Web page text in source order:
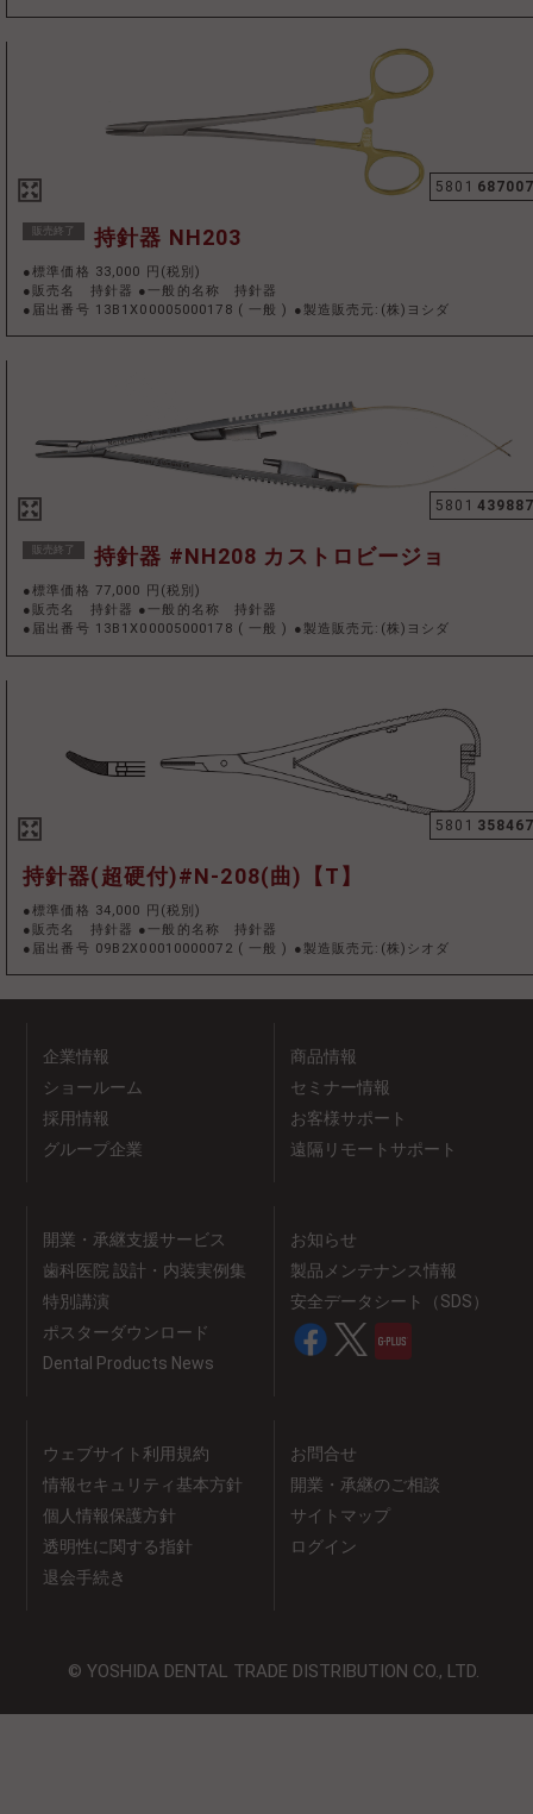
5801
販売終了 持針器 NH203
●標準価格 33,000 円(税別)
●販売名 持針器 ●一般的名称 持針器
●届出番号 13B1X00005000178 ( 一般) ●製造販売元:(株)ヨシダ
5801
販売終了 持針器 #NH208 カストロビージョ
●標準価格 77,000 円(税別)
●販売名 持針器 ●一般的名称 持針器
●届出番号 13B1X00005000178 ( 一般 ) ●製造販売元:(株)ヨシダ
5801
持針器(超硬付)#N-208(曲)【T】
●標準価格 34,000 円(税別)
●販売名 持針器 ●一般的名称 持針器
●届出番号 09B2X00010000072 ( 一般) ●製造販売元:(株)シオダ
企業情報
ショールーム
採用情報
グループ企業
商品情報
セミナー情報
お客様サポート
遠隔リモートサポート
開業・承継支援サービス
歯科医院 設計・内装実例集
特別講演
ポスターダウンロード
Dental Products News
お知らせ
製品メンテナンス情報
安全データシート（SDS）
ウェブサイト利用規約
情報セキュリティ基本方針
個人情報保護方針
透明性に関する指針
退会手続き
お問合せ
開業・承継のご相談
サイトマップ
ログイン
© YOSHIDA DENTAL TRADE DISTRIBUTION CO., LTD.